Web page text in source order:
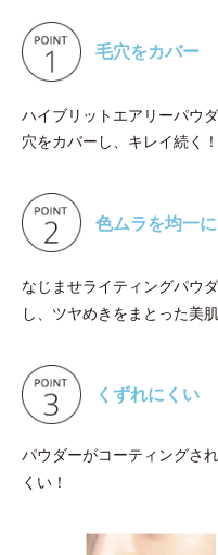
毛穴をカバー
ハイブリットエアリーパウ
穴をカバーし、キレイ続く！
色ムラを均一
なじませライティングパウ
し、ツヤめきをまとった美肌
くずれにくい
パウダーがコーティングさ
くい！